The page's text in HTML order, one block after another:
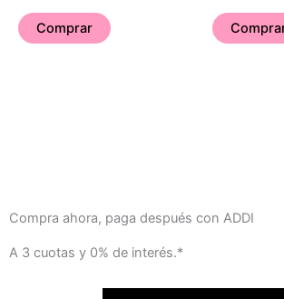
página
Comprar
variantes.
de
Compra ahora, paga después con ADDI
A 3 cuotas y 0% de interés.*